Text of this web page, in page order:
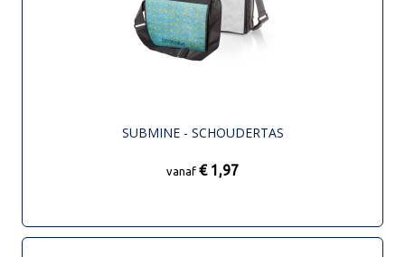
SUBMINE - SCHOUDERTAS
vanaf € 1,97